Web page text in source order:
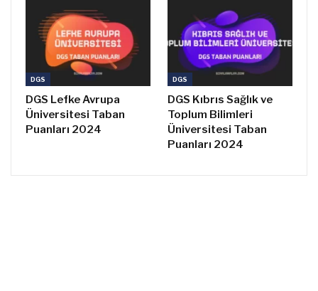
DGS
DGS Lefke Avrupa
Üniversitesi Taban
Puanları 2024
DGS
DGS Kıbrıs Sağlık ve
Toplum Bilimleri
Üniversitesi Taban
Puanları 2024